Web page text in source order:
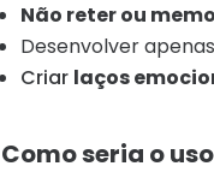
Não reter ou
Desenvolver
Criar laços
Como seria o